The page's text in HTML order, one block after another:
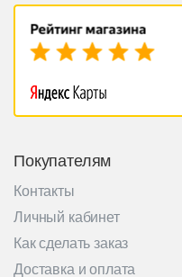
Покупателям
Контакты
Личный кабинет
Как сделать заказ
Доставка и оплата